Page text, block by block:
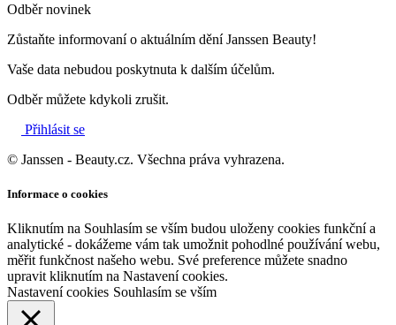
Odběr novinek
Zůstaňte informovaní o aktuálním dění Janssen Beauty!
Vaše data nebudou poskytnuta k dalším účelům.
Odběr můžete kdykoli zrušit.
Přihlásit se
© Janssen - Beauty.cz. Všechna práva vyhrazena.
Informace o cookies
Kliknutím na Souhlasím se vším budou uloženy cookies funkční a
analytické - dokážeme vám tak umožnit pohodlné používání webu,
měřit funkčnost našeho webu. Své preference můžete snadno
upravit kliknutím na Nastavení cookies.
Nastavení cookies Souhlasím se vším